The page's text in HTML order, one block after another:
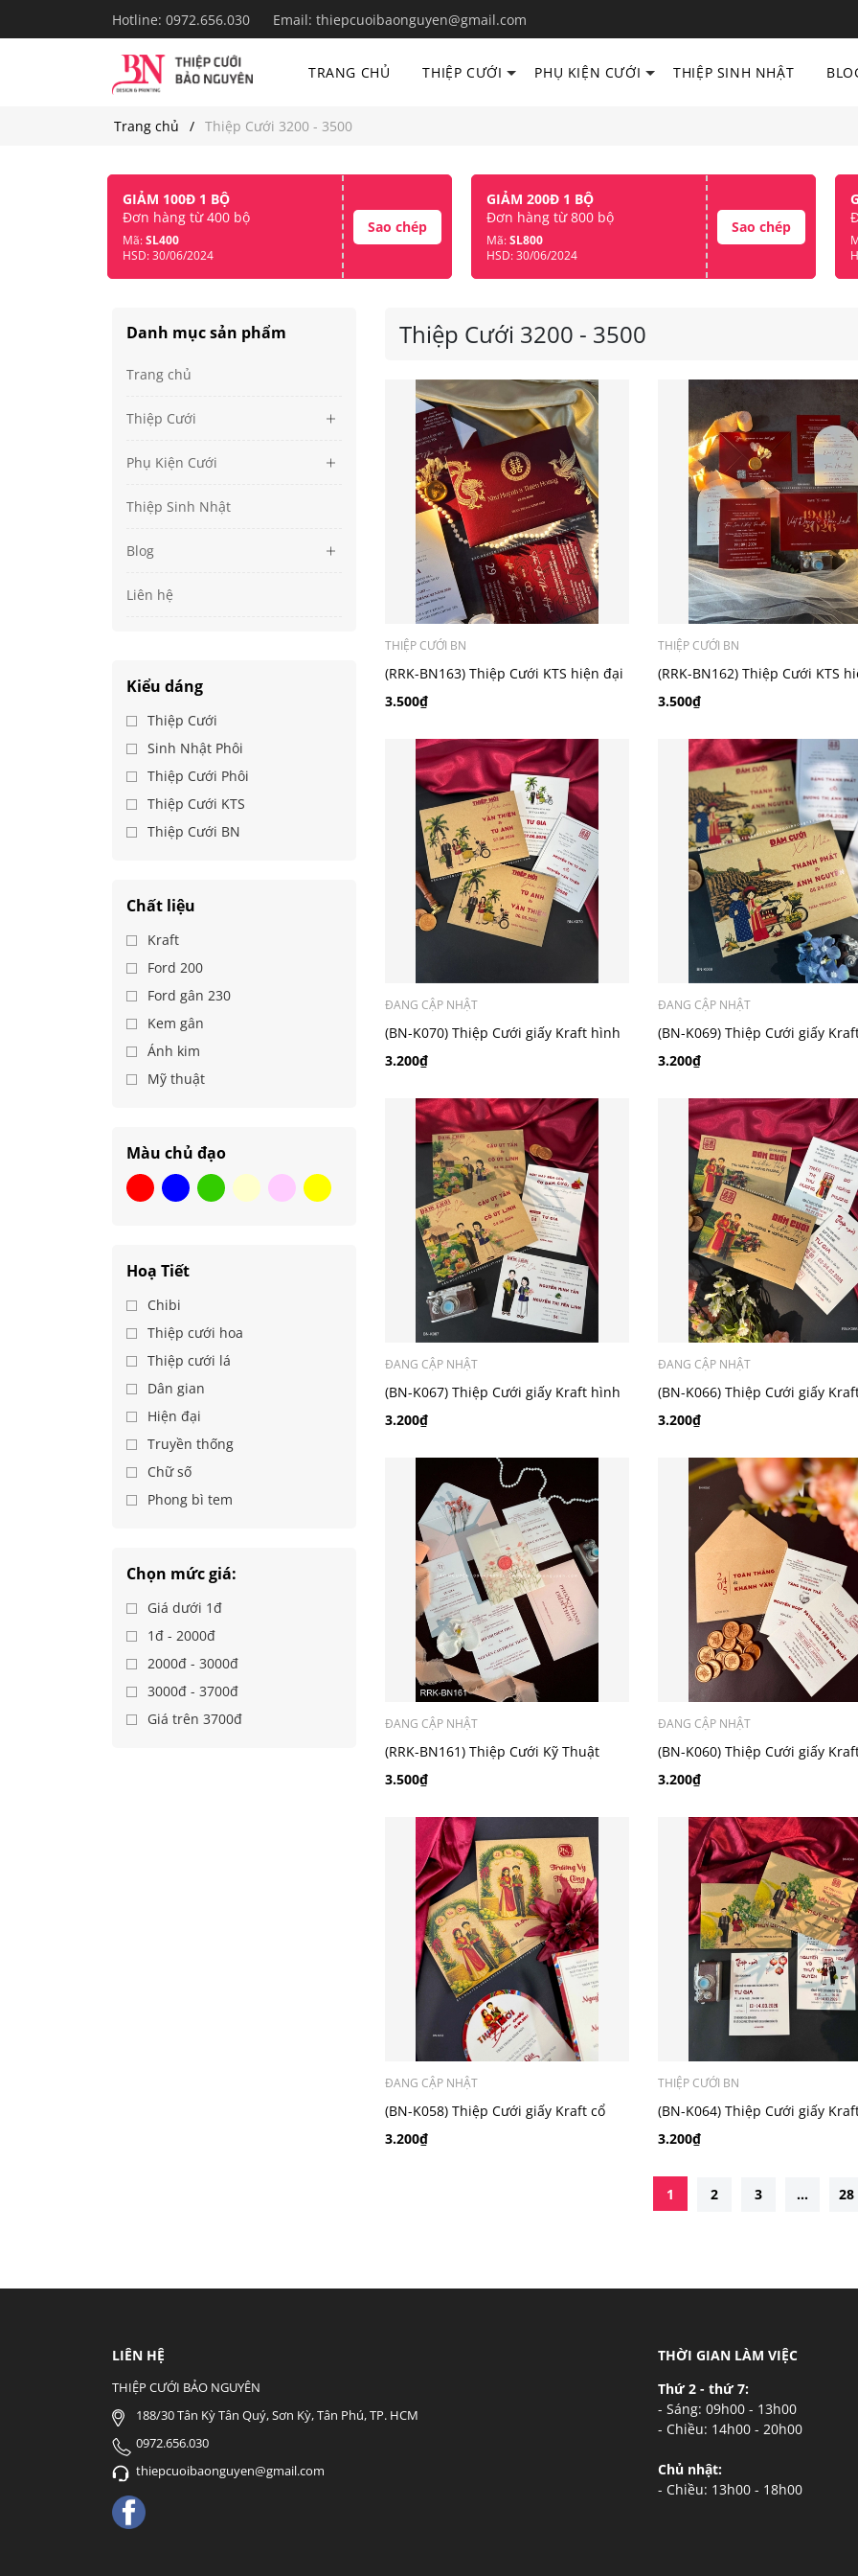
Hotline: 0972.656.030 Email: thiepcuoibaonguyen@gmail.com
TRANG CHỦ THIỆP CƯỚI PHỤ KIỆN CƯỚI THIỆP SINH NHẬT
Trang chủ Thiệp Cưới 3200 - 3500
GIẢM 100Đ 1 BỘ
Đơn hàng từ 400 bộ
Mã:SL400
HSD: 30/06/2024
Sao chép
GIẢM 200Đ 1 BỘ
Đơn hàng từ 800 bộ
Mã:SL800
HSD: 30/06/2024
Sao chép
Danh mục sản phẩm
Trang chủ
Thiệp Cưới
Phụ Kiện Cưới
Thiệp Sinh Nhật
Blog
Liên hệ
Kiểu dáng
Thiệp Cưới
Sinh Nhật Phôi
Thiệp Cưới Phôi
Thiệp Cưới KTS
Thiệp Cưới BN
Chất liệu
Kraft
Ford 200
Ford gân 230
Kem gân
Ánh kim
Mỹ thuật
Màu chủ đạo
Hoạ Tiết
Chibi
Thiệp cưới hoa
Thiệp cưới lá
Dân gian
Hiện đại
Truyền thống
Chữ số
Phong bì tem
Chọn mức giá:
Giá dưới 1đ
1đ - 2000đ
2000đ - 3000đ
3000đ - 3700đ
Giá trên 3700đ
Thiệp Cưới 3200 - 3500
THIỆP CƯỚI BN
(RRK-BN163) Thiệp Cưới KTS hiện đại
3.500₫
THIỆP CƯỚI BN
(RRK-BN162) Thiệp Cưới KTS
3.500₫
ĐANG CẬP NHẬT
(BN-K070) Thiệp Cưới giấy Kraft hình
chibi
3.200₫
ĐANG CẬP NHẬT
(BN-K069) Thiệp Cưới giấy
chibi
3.200₫
ĐANG CẬP NHẬT
(BN-K067) Thiệp Cưới giấy Kraft hình
chibi
3.200₫
ĐANG CẬP NHẬT
(BN-K066) Thiệp Cưới giấy
chibi
3.200₫
ĐANG CẬP NHẬT
(RRK-BN161) Thiệp Cưới Kỹ Thuật
Số_Hiện Đại
3.500₫
ĐANG CẬP NHẬT
(BN-K060) Thiệp Cưới giấy
điển_retro
3.200₫
ĐANG CẬP NHẬT
(BN-K058) Thiệp Cưới giấy Kraft cổ
điển_retro
3.200₫
THIỆP CƯỚI BN
(BN-K064) Thiệp Cưới giấy
chibi
3.200₫
1 2 3 ... 28
LIÊN HỆ
THIỆP CƯỚI BẢO NGUYÊN
188/30 Tân Kỳ Tân Quý, Sơn Kỳ, Tân Phú, TP. HCM
0972.656.030
thiepcuoibaonguyen@gmail.com
THỜI GIAN LÀM VIỆC
Thứ 2 - thứ 7:
- Sáng: 09h00 - 13h00
- Chiều: 14h00 - 20h00
Chủ nhật:
- Chiều: 13h00 - 18h00